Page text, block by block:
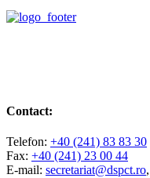
Contact:
Telefon: +40 (241) 83 83 30
Fax: +40 (241) 23 00 44
E-mail: secretariat@dspct.ro,